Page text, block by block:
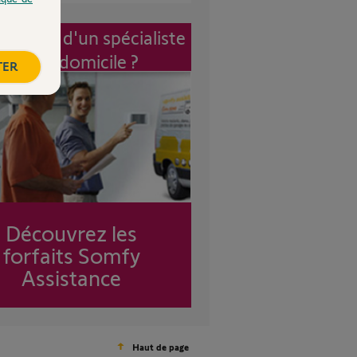
d'un spécialiste
à mon domicile ?
Découvrez les
forfaits Somfy
Assistance
Haut de page